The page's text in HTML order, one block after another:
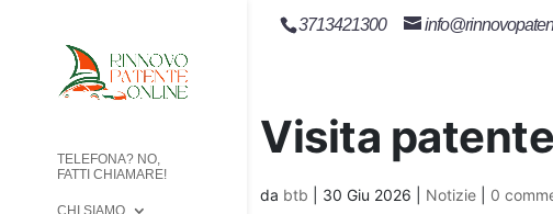
3713421300
TELEFONA? NO,
FATTI CHIAMARE!
CHI SIAMO
Visita
da btb 30 Giu 2026 Notizie 0